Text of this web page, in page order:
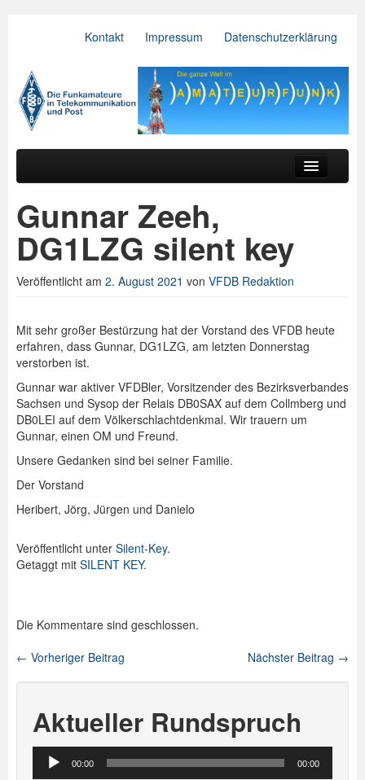
Kontakt Impressum Datenschutzerklärung
VFDB e.V.
Hauptmenü
Der Verein
Referate
BV & OV
Relais
Downloads
Spenden
Login
Gunnar Zeeh,
DG1LZG silent key
Veröffentlicht am 2. August 2021 von VFDB Redaktion
Mit sehr großer Bestürzung hat der Vorstand des VFDB heute
erfahren, dass Gunnar, DG1LZG, am letzten Donnerstag
verstorben ist.
Gunnar war aktiver VFDBler, Vorsitzender des Bezirksverbandes
Sachsen und Sysop der Relais DB0SAX auf dem Collmberg und
DB0LEI auf dem Völkerschlachtdenkmal. Wir trauern um
Gunnar, einen OM und Freund.
Unsere Gedanken sind bei seiner Familie.
Der Vorstand
Heribert, Jörg, Jürgen und Danielo
Veröffentlicht unter Silent-Key.
Getaggt mit SILENT KEY.
Die Kommentare sind geschlossen.
Beitragsnavigation
Nächster Beitrag →
← Vorheriger Beitrag
Aktueller Rundspruch
Audio-
Player
00:00 00:00